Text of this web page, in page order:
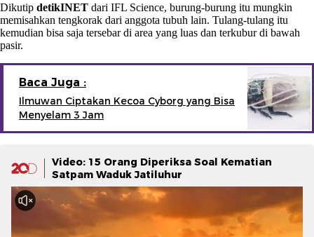
Dikutip detikINET dari IFL Science, burung-burung itu mungkin
memisahkan tengkorak dari anggota tubuh lain. Tulang-tulang itu
kemudian bisa saja tersebar di area yang luas dan terkubur di bawah
pasir.
Baca Juga :
Ilmuwan Ciptakan Kecoa Cyborg yang Bisa
Menyelam 3 Jam
Video: 15 Orang Diperiksa Soal Kematian
Satpam Waduk Jatiluhur